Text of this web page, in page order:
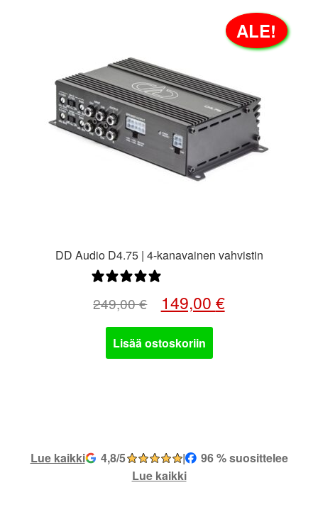
DD Audio D4.75 | 4-kanavainen vahvistin
ALE!
249,00€
Alkuperäinen
oli:
249,00 €.
149,00 €Nykyinen
Lisää ostoskoriin
Lue kaikki 4,8/5 |
96 % suosittelee
Lue kaikki